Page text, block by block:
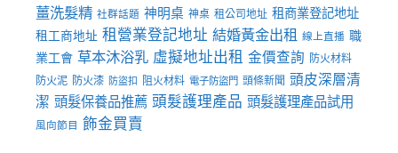
薑洗髮精 社群話題 神明桌 神桌 租公司地址 租商業登記地址
租工商地址 租營業登記地址 結婚黃金出租 線上直播 職
業工會 草本沐浴乳 虛擬地址出租 金價查詢 防火材料
防火泥 防火漆 防盜扣 阻火材料 電子防盜門 頭條新聞 頭皮深層清
潔 頭髮保養品推薦 頭髮護理產品 頭髮護理產品試用
風向節目 飾金買賣